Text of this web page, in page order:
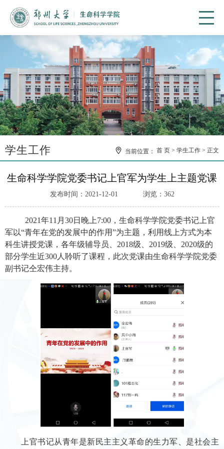
学生工作 当前位置： 首 页 学生工作 正文
生命科学学院党委书记上官军为学生上主题党课
发布时间：2021-12-01 浏览： 362
2021年11 月 30日晚上7:00 ，生命科学学院党委书记上官
军以“青年在党的发展中的作用”为主题，利用线上方式为本
科生讲授党课，各年级辅导员、 2018级、 2019级、 2020级的
部分学生近300 人聆听了课程，此次党课由生命科学学院党委
副书记仝宏伟主持。
上官书记从青年是新民主主义革命的生力军、是社会主